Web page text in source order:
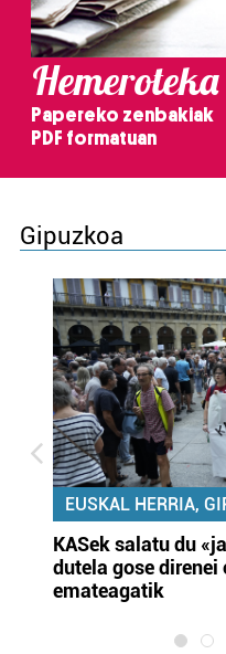
Hemeroteka
Papereko zenbakiak
PDF formatuan
Gipuzkoa
EUSKAL HERRIA,
KASek salatu du
dutela gose
emateagatik